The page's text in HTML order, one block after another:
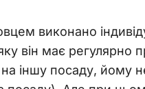
виконано
яку він має
іншу посаду, йому